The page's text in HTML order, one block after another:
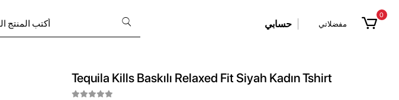
حسابي مفضلاتي
0
Tequila Kills Baskılı Relaxed Fit Siyah Kadın Tshirt